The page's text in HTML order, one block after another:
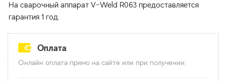
На сварочный аппарат V-Weld R063 предоставляется
Оплата
Онлайн оплата прямо на сайте или при получении.